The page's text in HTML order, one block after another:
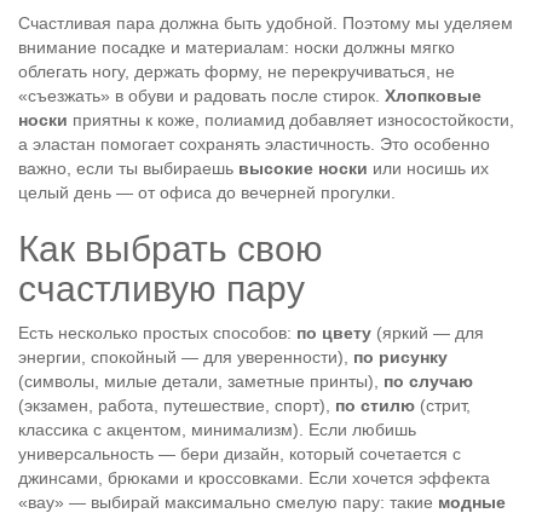
Счастливая пара должна быть удобной. Поэтому мы уделяем
внимание посадке и материалам: носки должны мягко
облегать ногу, держать форму, не перекручиваться, не
«съезжать» в обуви и радовать после стирок. Хлопковые
носки приятны к коже, полиамид добавляет износостойкости,
а эластан помогает сохранять эластичность. Это особенно
важно, если ты выбираешь высокие носки или носишь их
целый день — от офиса до вечерней прогулки.
Как выбрать свою
счастливую пару
Есть несколько простых способов: по цвету (яркий — для
энергии, спокойный — для уверенности), по рисунку
(символы, милые детали, заметные принты), по случаю
(экзамен, работа, путешествие, спорт), по стилю (стрит,
классика с акцентом, минимализм). Если любишь
универсальность — бери дизайн, который сочетается с
джинсами, брюками и кроссовками. Если хочется эффекта
«вау» — выбирай максимально смелую пару: такие модные